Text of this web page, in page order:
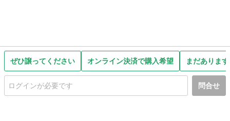
ぜひ譲ってください オンライン決済で購入希望 まだありま
問合せ